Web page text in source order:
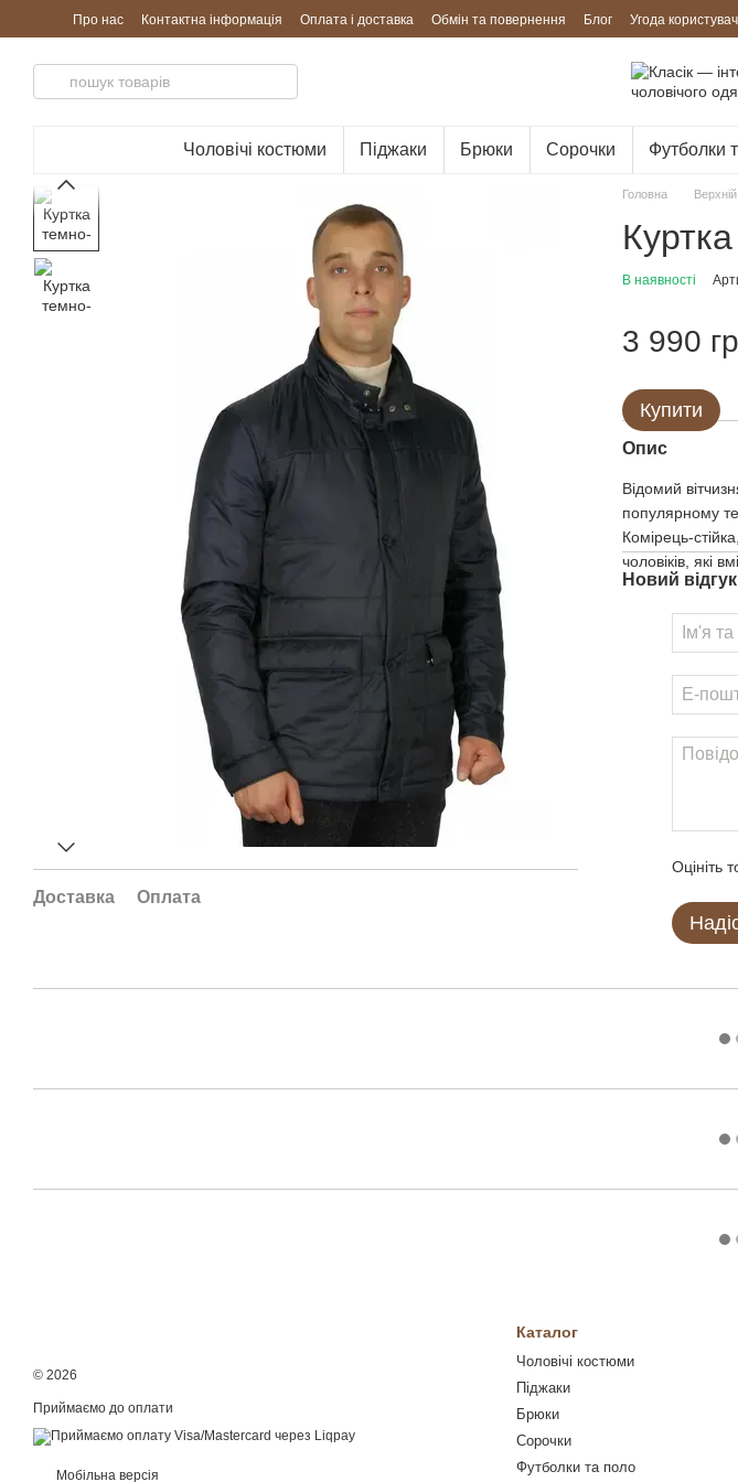
Перейти до основного контенту
Про нас Контактна інформація Оплата і доставка Обмін та повернення Блог Угода
Чоловічі костюми Піджаки Брюки Сорочки Футболки
Доставка Оплата
Головна
В наявності
3 990
Купити
Опис
Відомий
популярному
Комірець-
чоловіків, які
Новий
Оцініть
© 2026
Приймаємо до оплати
Мобільна версія
Каталог
Чоловічі костюми
Піджаки
Брюки
Сорочки
Футболки та поло